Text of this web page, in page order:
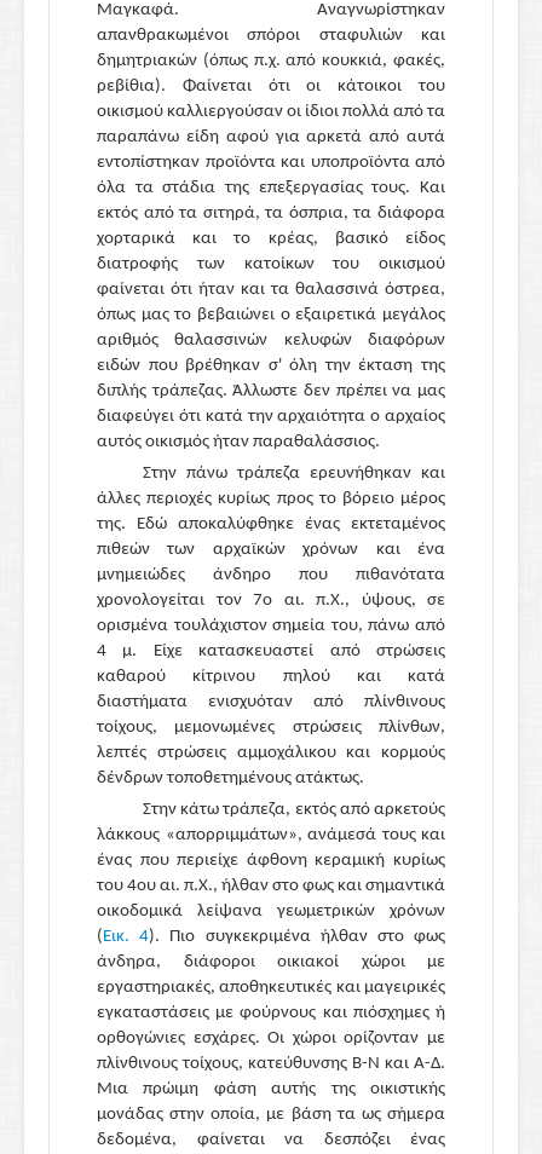
Μαγκαφά. Αναγνωρίστηκαν
απανθρακωμένοι σπόροι σταφυλιών και
δημητριακών (όπως π.χ. από κουκκιά, φακές,
ρεβίθια). Φαίνεται ότι οι κάτοικοι του
οικισμού καλλιεργούσαν οι ίδιοι πολλά από τα
παραπάνω είδη αφού για αρκετά από αυτά
εντοπίστηκαν προϊόντα και υποπροϊόντα από
όλα τα στάδια της επεξεργασίας τους. Και
εκτός από τα σιτηρά, τα όσπρια, τα διάφορα
χορταρικά και το κρέας, βασικό είδος
διατροφής των κατοίκων του οικισμού
φαίνεται ότι ήταν και τα θαλασσινά όστρεα,
όπως μας το βεβαιώνει ο εξαιρετικά μεγάλος
αριθμός θαλασσινών κελυφών διαφόρων
ειδών που βρέθηκαν σ' όλη την έκταση της
διπλής τράπεζας. Άλλωστε δεν πρέπει να μας
διαφεύγει ότι κατά την αρχαιότητα ο αρχαίος
αυτός οικισμός ήταν παραθαλάσσιος.
Στην πάνω τράπεζα ερευνήθηκαν και
άλλες περιοχές κυρίως προς το βόρειο μέρος
της. Εδώ αποκαλύφθηκε ένας εκτεταμένος
πιθεών των αρχαϊκών χρόνων και ένα
μνημειώδες άνδηρο που πιθανότατα
χρονολογείται τον 7ο αι. π.Χ., ύψους, σε
ορισμένα τουλάχιστον σημεία του, πάνω από
4 μ. Είχε κατασκευαστεί από στρώσεις
καθαρού κίτρινου πηλού και κατά
διαστήματα ενισχυόταν από πλίνθινους
τοίχους, μεμονωμένες στρώσεις πλίνθων,
λεπτές στρώσεις αμμοχάλικου και κορμούς
δένδρων τοποθετημένους ατάκτως.
Στην κάτω τράπεζα, εκτός από αρκετούς
λάκκους «απορριμμάτων», ανάμεσά τους και
ένας που περιείχε άφθονη κεραμική κυρίως
του 4ου αι. π.Χ., ήλθαν στο φως και σημαντικά
οικοδομικά λείψανα γεωμετρικών χρόνων
(Εικ. 4). Πιο συγκεκριμένα ήλθαν στο φως
άνδηρα, διάφοροι οικιακοί χώροι με
εργαστηριακές, αποθηκευτικές και μαγειρικές
εγκαταστάσεις με φούρνους και πιόσχημες ή
ορθογώνιες εσχάρες. Οι χώροι ορίζονταν με
πλίνθινους τοίχους, κατεύθυνσης Β-Ν και Α-Δ.
Μια πρώιμη φάση αυτής της οικιστικής
μονάδας στην οποία, με βάση τα ως σήμερα
δεδομένα, φαίνεται να δεσπόζει ένας